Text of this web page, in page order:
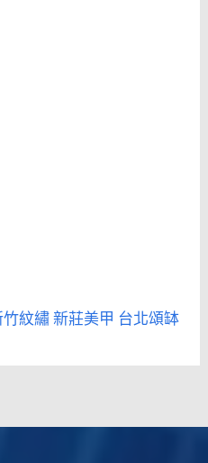
紋繡新莊美甲 台北頌缽